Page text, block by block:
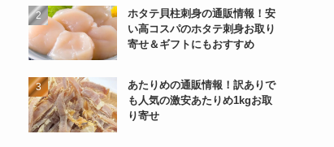
ホタテ貝柱刺身の通販情報！安
い高コスパのホタテ刺身お取り
寄せ＆ギフトにもおすすめ
あたりめの通販情報！訳ありで
も人気の激安あたりめ1kgお取
り寄せ